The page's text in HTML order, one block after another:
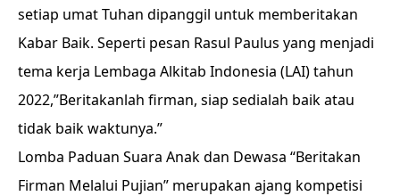
setiap umat Tuhan dipanggil untuk memberitakan
Kabar Baik. Seperti pesan Rasul Paulus yang menjadi
tema kerja Lembaga Alkitab Indonesia (LAI) tahun
2022,”Beritakanlah firman, siap sedialah baik atau
tidak baik waktunya.”
Lomba Paduan Suara Anak dan Dewasa “Beritakan
Firman Melalui Pujian” merupakan ajang kompetisi